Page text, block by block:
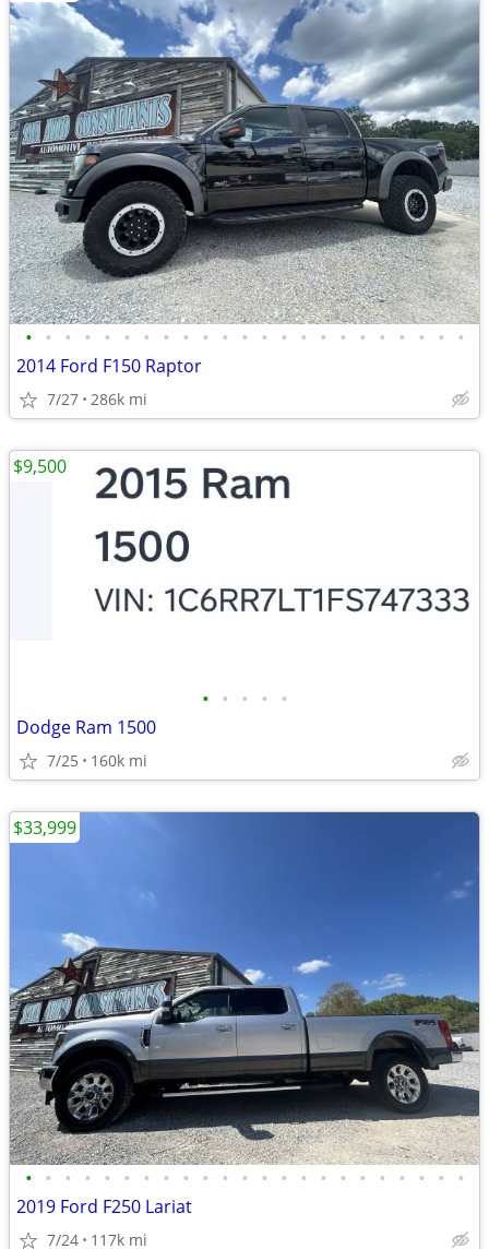
• • • • • • • • • • • • • • • • • • • • • • •
2014 Ford F150 Raptor
7/27 286k mi
• • • • •
Dodge Ram 1500
7/25 160k mi
$9,500
• • • • • • • • • • • • • • • • • • • • • • •
2019 Ford F250 Lariat
7/24 117k mi
$33,999